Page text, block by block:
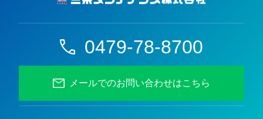
0479-78-8700
メールでのお問い合わせはこちら